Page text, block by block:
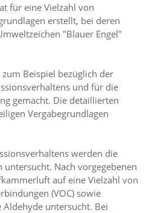
für eine Vielzahl von
erstellt, bei deren
"Blauer Engel"
Beispiel bezüglich der
und für die
gemacht. Die detaillierten
Vergabegrundlagen
werden die
Nach vorgegebenen
auf eine Vielzahl von
(VOC) sowie
untersucht. Bei